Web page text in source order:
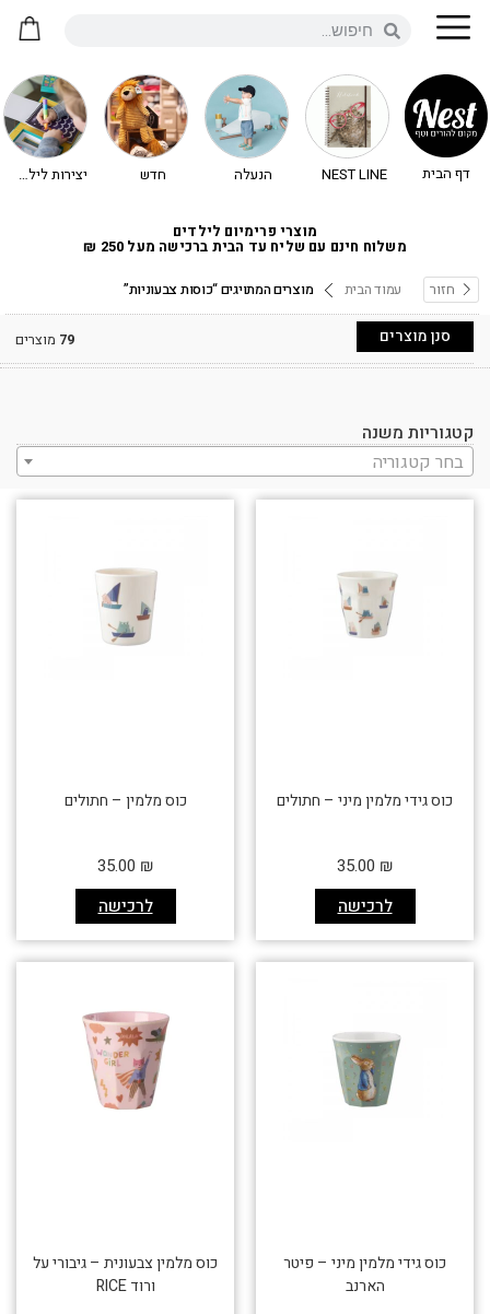
דף הבית NEST LINE הנעלה חדש יצירות לילדים - יצירה לילדים
מוצרי פרימיום לילדים
משלוח חינם עם שליח עד הבית ברכישה מעל 250 ₪
חזור עמוד הבית מוצרים המתויגים “כוסות צבעוניות”
79 מוצרים סנן מוצרים
קטגוריות משנה
בחר קטגוריה
כוס גידי מלמין מיני – חתולים
לרכישה
35.00 ₪
כוס מלמין – חתולים
לרכישה
35.00 ₪
כוס גידי מלמין מיני – פיטר
הארנב
כוס מלמין צבעונית – גיבורי על
ורוד RICE